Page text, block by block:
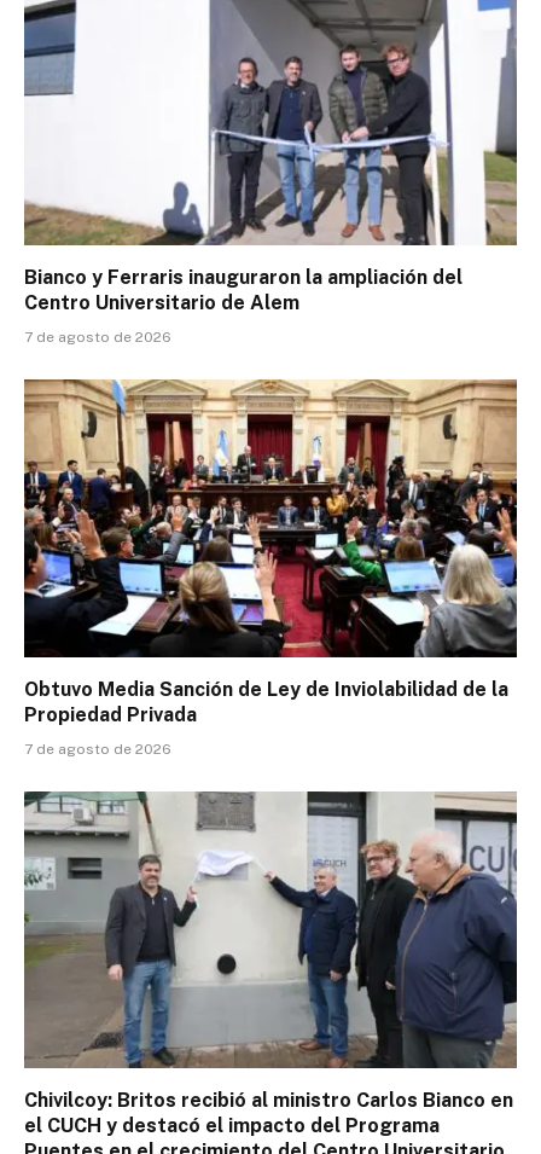
Bianco y Ferraris inauguraron la ampliación del
Centro Universitario de Alem
7 de agosto de 2026
Obtuvo Media Sanción de Ley de Inviolabilidad de la
Propiedad Privada
7 de agosto de 2026
Chivilcoy: Britos recibió al ministro Carlos Bianco en
el CUCH y destacó el impacto del Programa